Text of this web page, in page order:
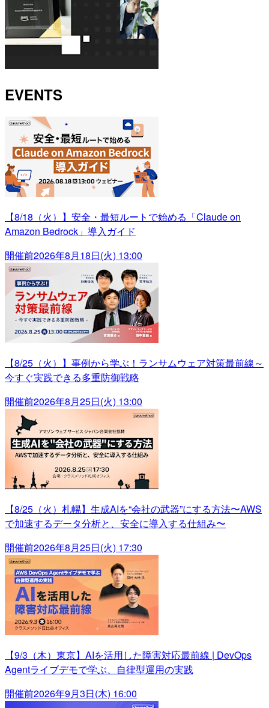
EVENTS
【8/18（火）】安全・最短ルートで始める「Claude on
Amazon Bedrock」導入ガイド
開催前2026年8月18日(火) 13:00
【8/25（火）】事例から学ぶ！ランサムウェア対策最前線～
今すぐ実践できる多重防御戦略
開催前2026年8月25日(火) 13:00
【8/25（火）札幌】生成AIを“会社の武器”にする方法〜AWS
で加速するデータ分析と、安全に導入する仕組み〜
開催前2026年8月25日(火) 17:30
【9/3（木）東京】AIを活用した障害対応最前線 | DevOps
Agentライブデモで学ぶ、自律型運用の実践
開催前2026年9月3日(木) 16:00